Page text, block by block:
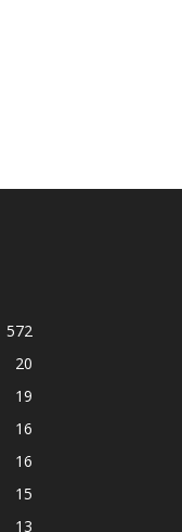
572
20
19
16
16
15
13